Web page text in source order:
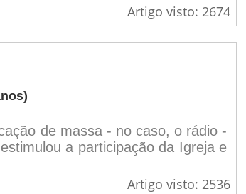
Artigo visto: 2674
de massa - no caso, o rádio -
a participação da Igreja e
Artigo visto: 2536